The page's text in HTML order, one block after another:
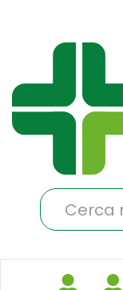
principale
Germanà
Cerca
Prodotto